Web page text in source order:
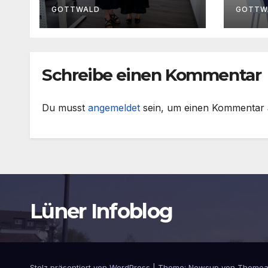
Handwerkskammer
Dortmund zu Gast
GOTTWALD
am
Schreibe einen Kommentar
Du musst angemeldet sein, um einen Kommentar
Lüner Infoblog